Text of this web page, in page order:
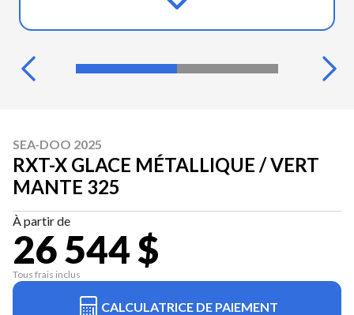
SEA-DOO 2025
RXT-X GLACE MÉTALLIQUE / VERT
MANTE 325
À partir de
26 544 $
Tous frais inclus
CALCULATRICE DE PAIEMENT